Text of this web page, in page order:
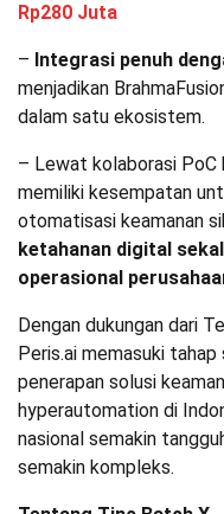
Rp280 Juta
– Integrasi penuh
menjadikan
dalam satu ekosistem.
– Lewat kolaborasi PoC
memiliki kesempatan
otomatisasi keamanan
ketahanan digital
operasional
Dengan dukungan dari
Peris.ai memasuki
penerapan solusi
hyperautomation di
nasional semakin
semakin kompleks.